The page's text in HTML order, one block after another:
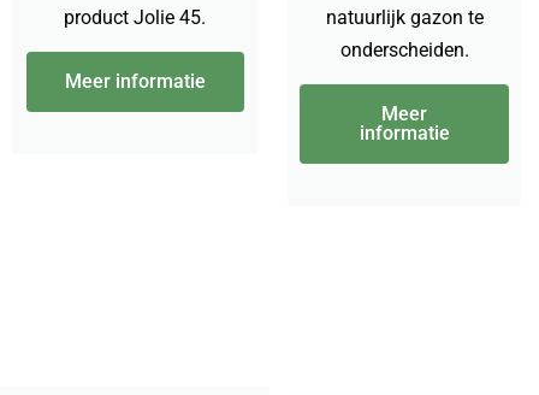
product Jolie 45.
Meer informatie
natuurlijk gazon te
onderscheiden.
Meer
informatie